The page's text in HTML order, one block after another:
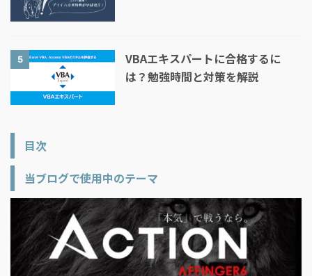
5
VBAエキスパートに合格するに
は？勉強時間と対策を解説
目次
当ブログで使用中のテーマ